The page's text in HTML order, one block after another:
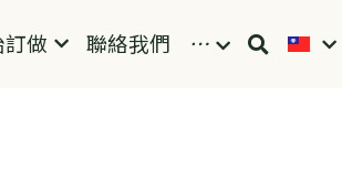
做 聯絡我們 …